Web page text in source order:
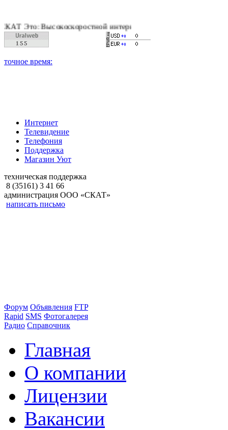
Высокоскоростной интернет, качественное цифровое и
Интернет
Телевидение
Телефония
Поддержка
Магазин Уют
техническая поддержка
8 (35161) 3 41 66
администрация ООО «СКАТ»
написать письмо
Форум Объявления FTP
Rapid SMS Фотогалерея
Радио Справочник
Главная
О компании
Лицензии
Вакансии